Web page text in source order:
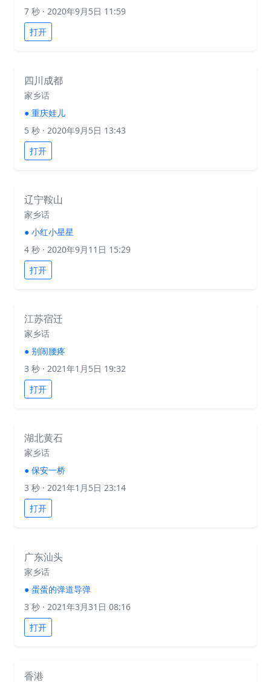
7 秒 · 2020年9月5日 11:59
打开
四川成都
家乡话
● 重庆娃儿
5 秒 · 2020年9月5日 13:43
打开
辽宁鞍山
家乡话
● 小红小星星
4 秒 · 2020年9月11日 15:29
打开
江苏宿迁
家乡话
● 别闹腰疼
3 秒 · 2021年1月5日 19:32
打开
湖北黄石
家乡话
● 保安一桥
3 秒 · 2021年1月5日 23:14
打开
广东汕头
家乡话
● 蛋蛋的弹道导弹
3 秒 · 2021年3月31日 08:16
打开
香港